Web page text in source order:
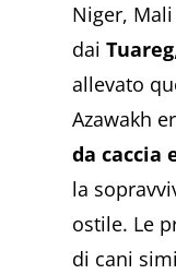
Niger,
daiTuareg
allevato
Azawakh
da caccia
la
ostile. Le
di cani